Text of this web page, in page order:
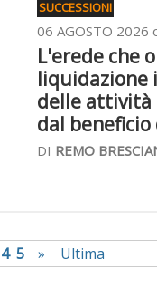
SUCCESSIONI
06 AGOSTO 2026
L'erede che
liquidazione
delle attività
dal
DI REMO
4 5 » Ultima